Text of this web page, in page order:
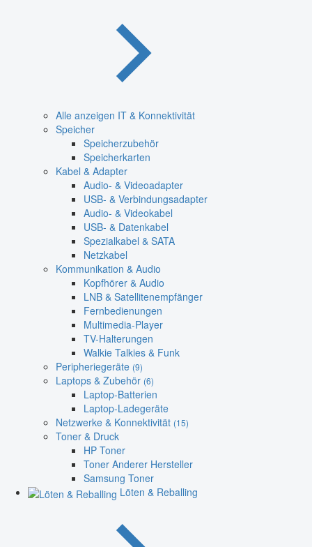
Alle anzeigen IT & Konnektivität
Speicher
Speicherzubehör
Speicherkarten
Kabel & Adapter
Audio- & Videoadapter
USB- & Verbindungsadapter
Audio- & Videokabel
USB- & Datenkabel
Spezialkabel & SATA
Netzkabel
Kommunikation & Audio
Kopfhörer & Audio
LNB & Satellitenempfänger
Fernbedienungen
Multimedia-Player
TV-Halterungen
Walkie Talkies & Funk
Peripheriegeräte (9)
Laptops & Zubehör (6)
Laptop-Batterien
Laptop-Ladegeräte
Netzwerke & Konnektivität (15)
Toner & Druck
HP Toner
Toner Anderer Hersteller
Samsung Toner
Löten & Reballing